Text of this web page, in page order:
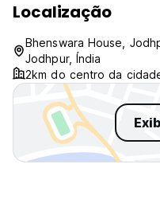
Localização
Bhenswara House,
Jodhpur, Índia
2km do centro da